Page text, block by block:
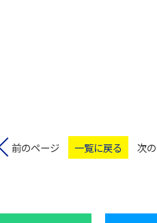
前のページ 一覧に戻る 次